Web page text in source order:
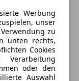
Werbung
unser
zu
unten rechts,
Cookies
oder den
Auswahl